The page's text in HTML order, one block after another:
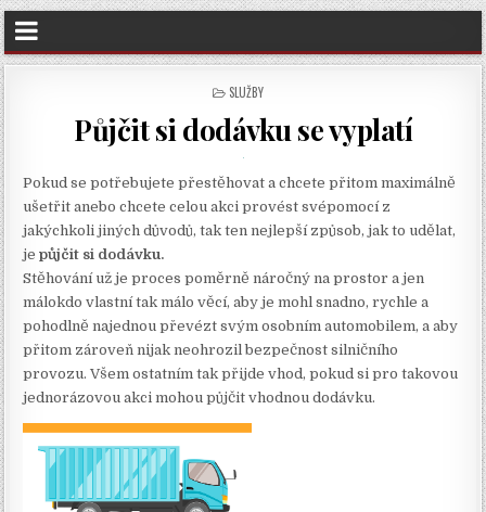
POSTED
SLUŽBY
Půjčit si dodávku se vyplatí
Pokud se potřebujete přestěhovat a chcete přitom maximálně
ušetřit anebo chcete celou akci provést svépomocí z
jakýchkoli jiných důvodů, tak ten nejlepší způsob, jak to udělat,
jepůjčit si dodávku.
Stěhování už je proces poměrně náročný na prostor a jen
málokdo vlastní tak málo věcí, aby je mohl snadno, rychle a
pohodlně najednou převézt svým osobním automobilem, a aby
přitom zároveň nijak neohrozil bezpečnost silničního
provozu. Všem ostatním tak přijde vhod, pokud si pro takovou
jednorázovou akci mohou půjčit vhodnou dodávku.